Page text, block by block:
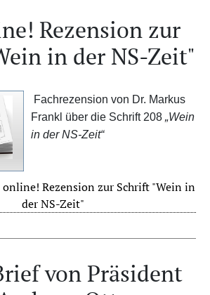
Rezension zur
in der NS-Zeit"
Fachrezension von Dr. Markus
Frankl über die Schrift 208„Wein
in der NS-Zeit“
Rezension zur Schrift "Wein in
der NS-Zeit"
von Präsident